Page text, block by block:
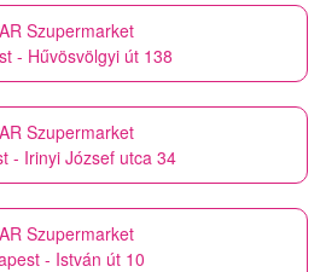
Szupermarket
- Hűvösvölgyi út 138
Szupermarket
- Irinyi József utca 34
Szupermarket
- István út 10